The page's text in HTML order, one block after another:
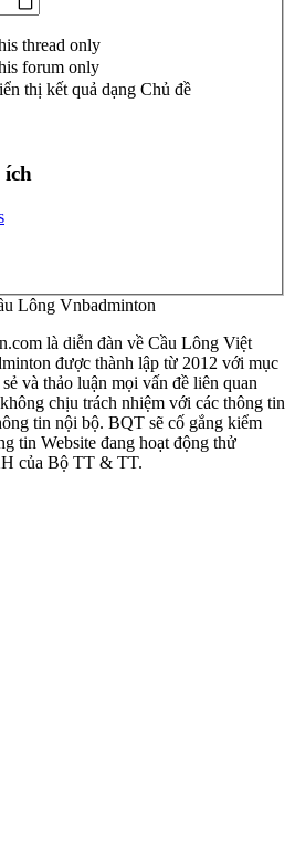
thread only
forum only
thị kết quả dạng Chủ đề
Lông Vnbadminton
là diễn đàn về Cầu Lông Việt
được thành lập từ 2012 với mục
và thảo luận mọi vấn đề liên quan
chịu trách nhiệm với các thông tin
tin nội bộ. BQT sẽ cố gắng kiểm
tin Website đang hoạt động thử
của Bộ TT & TT.